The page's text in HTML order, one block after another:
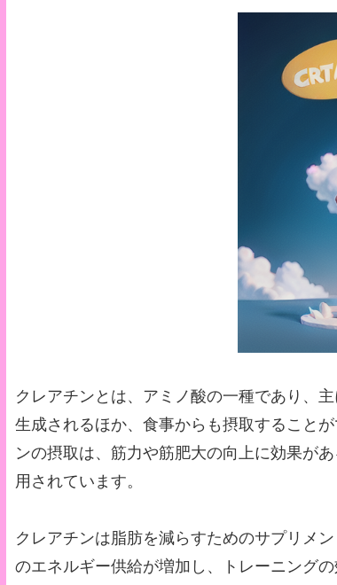
クレアチンとは、アミノ酸の一種であり、
生成されるほか、食事からも摂取すること
ンの摂取は、筋力や筋肥大の向上に効果が
用されています。
クレアチンは脂肪を減らすためのサプリメ
のエネルギー供給が増加し、トレーニング